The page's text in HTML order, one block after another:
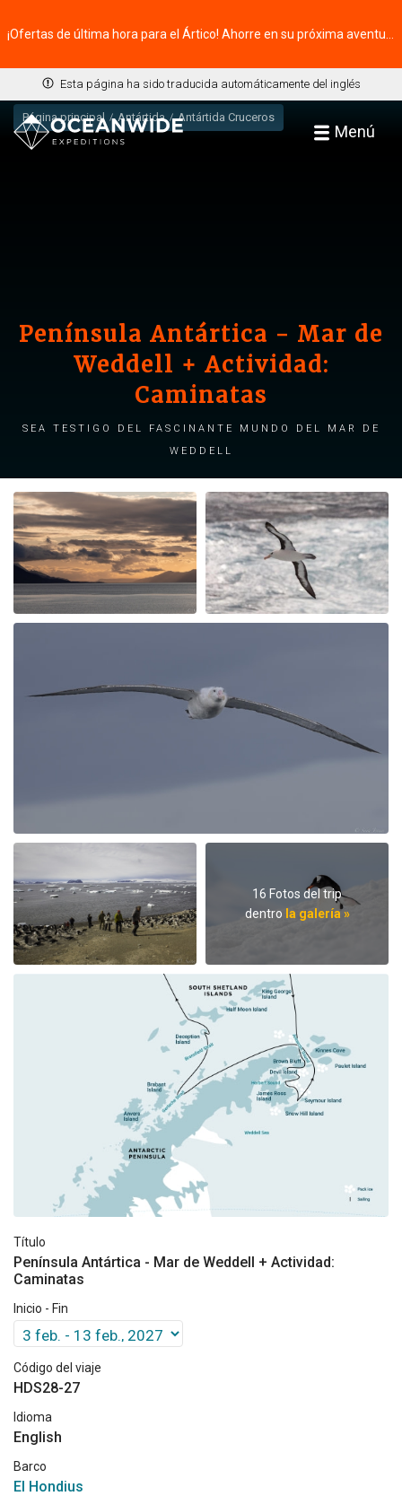
Esta página ha sido traducida automáticamente del inglés
Menú
Página principal Antártida Antártida Cruceros
Península Antártica - Mar de
Weddell + Actividad:
Caminatas
Sea testigo del fascinante mundo del Mar de
Weddell
16 Fotos del trip
dentro la galería »
Título
Península Antártica - Mar de Weddell + Actividad:
Caminatas
Inicio - Fin
Código del viaje
HDS28-27
Idioma
English
Barco
El Hondius